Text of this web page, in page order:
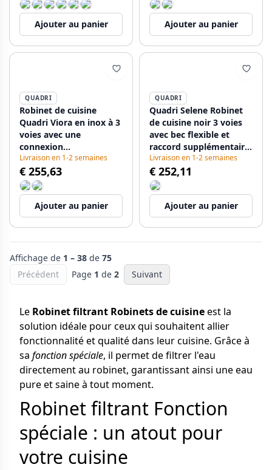
Ajouter au panier Ajouter au panier
QUADRI
Robinet de cuisine
Quadri Viora en inox à 3
voies avec une
connexion
supplémentaire pour de
l'eau filtrée 1208971404
Livraison en 1-2 semaines
€ 255,63
Ajouter au panier
QUADRI
Quadri Selene Robinet
de cuisine noir 3 voies
avec bec flexible et
raccord supplémentaire
pour eau filtrée
1208971406
Livraison en 1-2 semaines
€ 252,11
Ajouter au panier
Affichage de 1 – 38 de 75
Précédent
Page 1 de 2 Suivant
Le Robinet filtrant Robinets de cuisineest la
solution idéale pour ceux qui souhaitent allier
fonctionnalité et qualité dans leur cuisine. Grâce à
sa fonction spéciale, il permet de filtrer l'eau
directement au robinet, garantissant ainsi une eau
pure et saine à tout moment.
Robinet filtrant Fonction
spéciale : un atout pour
votre cuisine